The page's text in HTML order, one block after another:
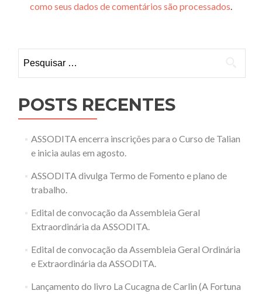
como seus dados de comentários são processados.
por:
POSTS RECENTES
ASSODITA encerra inscrições para o Curso de Talian
e inicia aulas em agosto.
ASSODITA divulga Termo de Fomento e plano de
trabalho.
Edital de convocação da Assembleia Geral
Extraordinária da ASSODITA.
Edital de convocação da Assembleia Geral Ordinária
e Extraordinária da ASSODITA.
Lançamento do livro La Cucagna de Carlin (A Fortuna